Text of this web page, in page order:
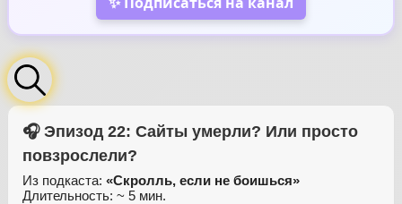
🎧 Эпизод 22: Сайты умерли? Или просто
повзрослели?
Из подкаста: «Скролль, если не боишься»
Длительность: ~ 5 мин.